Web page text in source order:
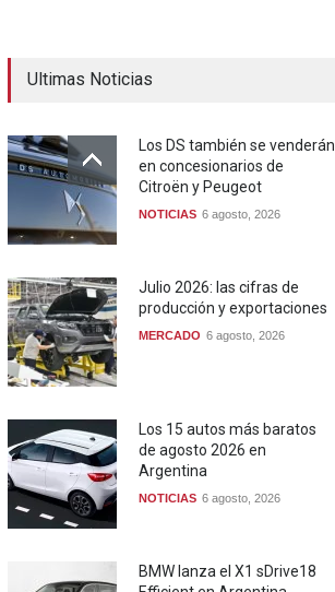
Ultimas Noticias
Los DS también se venderán
en concesionarios de
Citroën y Peugeot
NOTICIAS 6 agosto, 2026
Julio 2026: las cifras de
producción y exportaciones
MERCADO 6 agosto, 2026
Los 15 autos más baratos
de agosto 2026 en
Argentina
NOTICIAS 6 agosto, 2026
BMW lanza el X1 sDrive18